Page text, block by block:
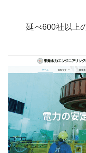
延べ600社以上